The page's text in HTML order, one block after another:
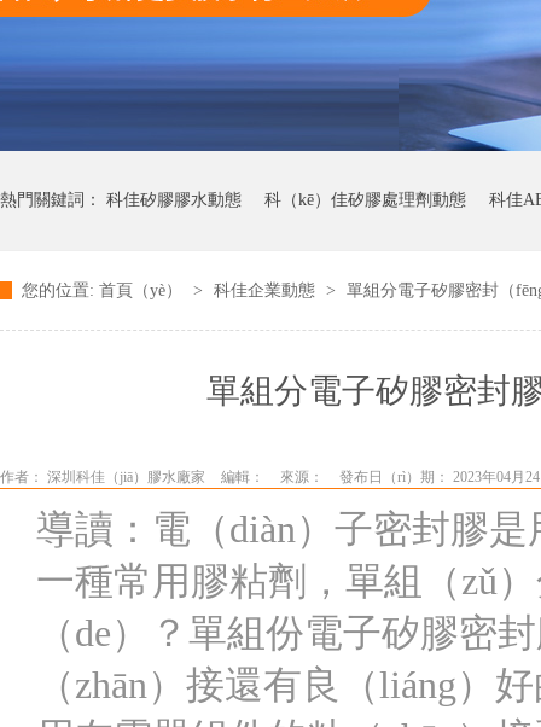
熱門關鍵詞： 科佳矽膠膠水動態 科（kē）佳矽膠處理劑動態 科佳
科佳快幹膠動態
您的位置: 首頁（yè） > 科佳企業動態 > 單組分電子矽膠密封（
單組分電子矽膠密封
作者： 深圳科佳（jiā）膠水廠家 編輯： 來源： 發布日（rì）期： 2023年04月
導讀：電（diàn）子密封膠
一種常用膠粘劑，單組（zǔ
（de）？單組份電子矽膠密
（zhān）接還有良（liáng）